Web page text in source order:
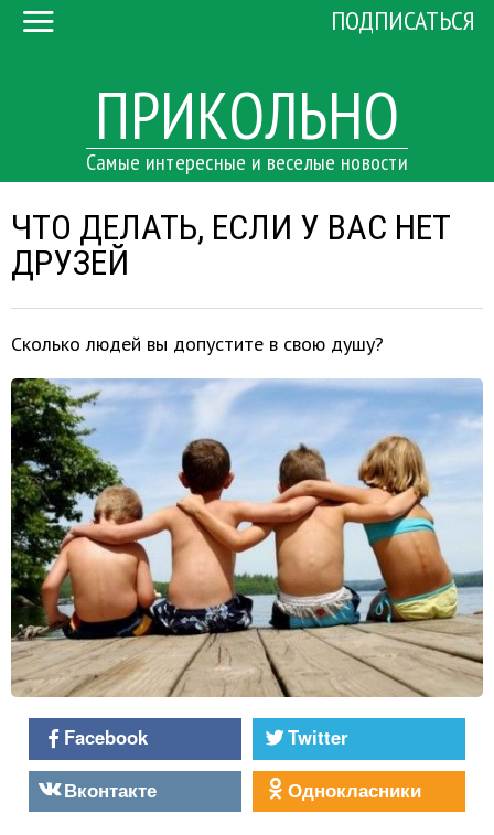
ПРИКОЛЬНО
Самые интересные и веселые новости
ПОДПИСАТЬСЯ
ЧТО ДЕЛАТЬ, ЕСЛИ У ВАС НЕТ
ДРУЗЕЙ
Сколько людей вы допустите в свою душу?
Facebook
Twitter
Вконтакте
Однокласники